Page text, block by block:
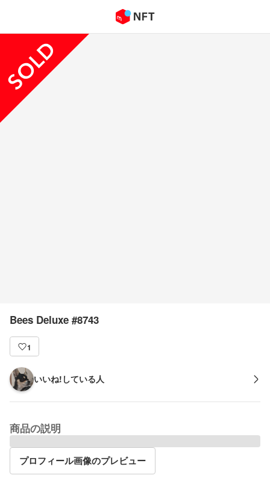
Bees Deluxe #8743
1
いいね!している人
商品の説明
プロフィール画像のプレビュー